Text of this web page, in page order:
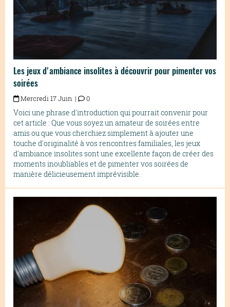
Les jeux d'ambiance insolites à découvrir pour pimenter vos
soirées
Mercredi 17 Juin | 0
Voici une phrase d'introduction qui pourrait convenir pour
cet article : Que vous soyez un amateur de soirées entre
amis ou que vous cherchiez simplement à ajouter une
touche d'originalité à vos rencontres familiales, les jeux
d'ambiance insolites sont une excellente façon de créer des
moments inoubliables et de pimenter vos soirées de
manière délicieusement imprévisible.